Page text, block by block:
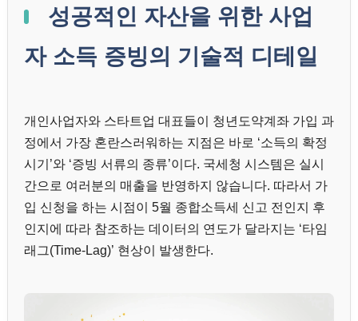
성공적인 자산을 위한 사업
자 소득 증빙의 기술적 디테일
개인사업자와 스타트업 대표들이 청년도약계좌 가입 과
정에서 가장 혼란스러워하는 지점은 바로 ‘소득의 확정
시기’와 ‘증빙 서류의 종류’이다. 국세청 시스템은 실시
간으로 여러분의 매출을 반영하지 않습니다. 따라서 가
입 신청을 하는 시점이 5월 종합소득세 신고 전인지 후
인지에 따라 참조하는 데이터의 연도가 달라지는 ‘타임
래그(Time-Lag)’ 현상이 발생한다.